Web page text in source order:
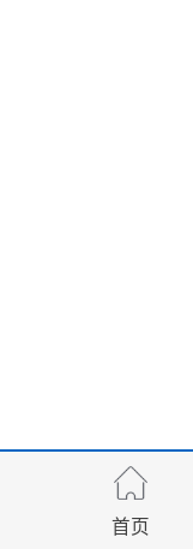
首页